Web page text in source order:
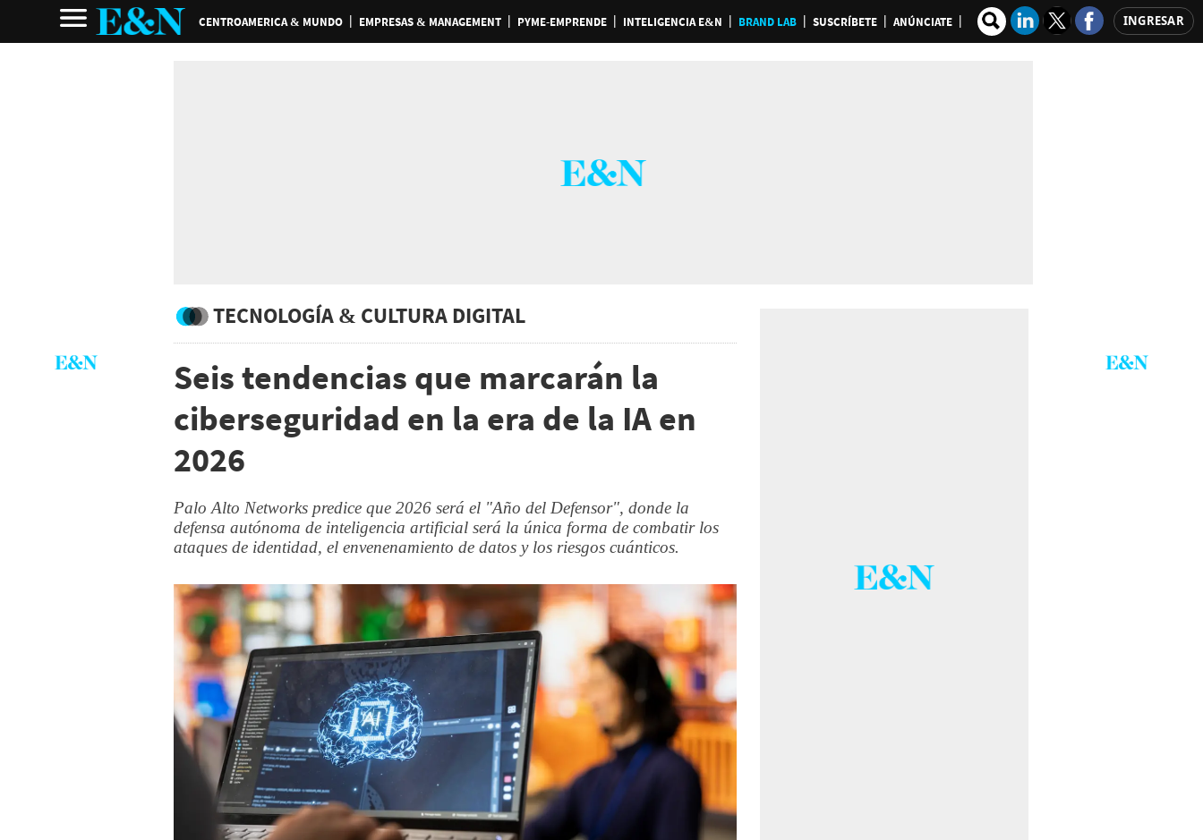
CENTROAMERICA & MUNDO EMPRESAS & MANAGEMENT PYME-EMPRENDE INTELIGENCIA E&N BRAND LAB SUSCRÍBETE ANÚNCIATE INGRESAR
TECNOLOGÍA & CULTURA DIGITAL
Seis tendencias que marcarán la
ciberseguridad en la era de la IA en
2026
Palo Alto Networks predice que 2026 será el "Año del Defensor", donde la
defensa autónoma de inteligencia artificial será la única forma de combatir los
ataques de identidad, el envenenamiento de datos y los riesgos cuánticos.